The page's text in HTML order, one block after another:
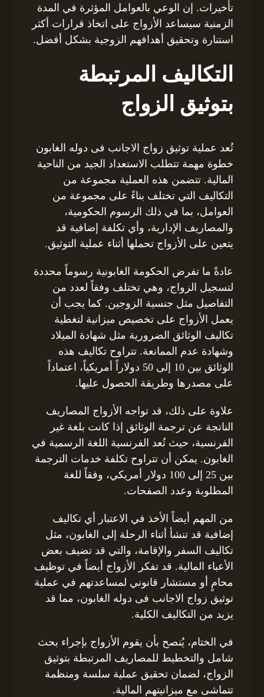
تأخيرات. إن الوعي بالعوامل المؤثرة في المدة
الزمنية سيساعد الأزواج على اتخاذ قرارات أكثر
استنارة وتحقيق أهدافهم الزوجية بشكل أفضل.
التكاليف المرتبطة
بتوثيق الزواج
تُعد عملية توثيق زواج الاجانب فى دوله الغابون
خطوة مهمة تتطلب الاستعداد الجيد من الناحية
المالية. تتضمن هذه العملية مجموعة من
التكاليف التي تختلف بناءً على مجموعة من
العوامل، بما في ذلك الرسوم الحكومية،
والمصاريف الإدارية، وأي تكلفة إضافية قد
يتعين على الأزواج تحملها أثناء عملية التوثيق.
عادةً ما تفرض الحكومة الغابونية رسوماً محددة
لتسجيل الزواج، وهي تختلف وفقاً لعدد من
التفاصيل مثل جنسية الزوجين. كما يجب أن
يعمل الأزواج على تخصيص ميزانية لتغطية
تكاليف الوثائق الضرورية مثل شهادة الميلاد
وشهادة عدم الممانعة. تتراوح تكاليف هذه
الوثائق بين 10 إلى 50 دولاراً أمريكياً، اعتماداً
على مصدرها وطريقة الحصول عليها.
علاوة على ذلك، قد تواجه الأزواج المصاريف
الناتجة عن ترجمة الوثائق إذا كانت بلغة غير
الفرنسية، حيث تُعد الفرنسية اللغة الرسمية في
الغابون. يمكن أن تتراوح تكلفة خدمات الترجمة
بين 25 إلى 100 دولار أمريكي، وفقاً للغة
المطلوبة وعدد الصفحات.
من المهم أيضاً الأخذ في الاعتبار أي تكاليف
إضافية قد تنشأ أثناء الرحلة إلى الغابون، مثل
تكاليف السفر والإقامة، والتي قد تضيف بعض
الأعباء المالية. قد تفكر الأزواج أيضاً في توظيف
محامٍ أو مستشار قانوني لمساعدتهم في عملية
توثيق زواج الاجانب فى دوله الغابون، مما قد
يزيد من التكاليف الكلية.
في الختام، يُنصح بأن يقوم الأزواج بإجراء بحث
شامل والتخطيط للمصاريف المرتبطة بتوثيق
الزواج، لضمان تحقيق عملية سلسة ومنظمة
تتماشى مع ميزانيتهم المالية.